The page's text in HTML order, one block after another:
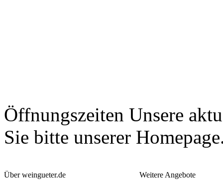
Öffnungszeiten Unsere
Sie bitte unserer
Über weingueter.de Weitere Angebote